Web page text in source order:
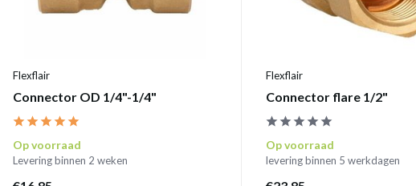
Flexflair
Connector OD 1/4"-1/4"
Op voorraad
Levering binnen 2 weken
Flexflair
Connector flare 1/2"
Op voorraad
levering binnen 5 werkdagen